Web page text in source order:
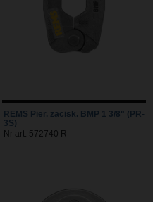
REMS Pier. zacisk. BMP 1 3/8" (PR-
3S)
Nr art. 572740 R